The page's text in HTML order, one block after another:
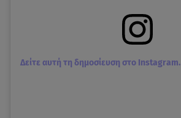
Δείτε αυτή τη δημοσίευση στο Instagram.